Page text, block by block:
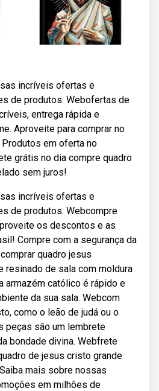
incríveis ofertas e
de produtos. Webofertas de
entrega rápida e
Aproveite para comprar no
em oferta no
grátis no dia compre quadro
sem juros!
incríveis ofertas e
de produtos. Webcompre
os descontos e as
Compre com a segurança da
quadro jesus
resinado de sala com moldura
armazém católico é rápido e
da sua sala. Webcom
como o leão de judá ou o
peças são um lembrete
bondade divina. Webfrete
de jesus cristo grande
mais sobre nossas
em milhões de